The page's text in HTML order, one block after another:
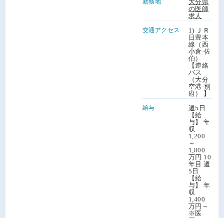
大分県
の医師
求人
交通アクセス
1) ＪＲ
日豊本
線（西
小倉-佐
伯）
【連絡
バス
（大分
空港-別
府） 】
給与
週5日
【給
与】 年
収
1,200
～
1,800
万円 10
年目 週
5日
【給
与】 年
収
1,400
万円～
※医